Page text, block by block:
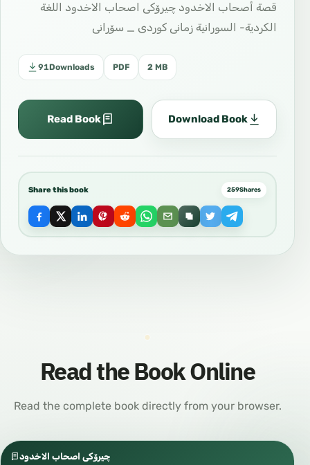
قصة أصحاب الاخدود چیرۆکی اصحاب الاخدود اللغة
الكردية- السورانية زمانی کوردی _ سۆرانی
91Downloads PDF 2 MB
Read Book Download Book
Share this book 259Shares
Read the Book Online
Read the complete book directly from your browser.
چیرۆکی اصحاب الاخدود